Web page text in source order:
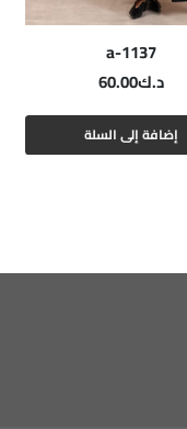
a-1137
د.ك60.00
إضافة إلى السلة